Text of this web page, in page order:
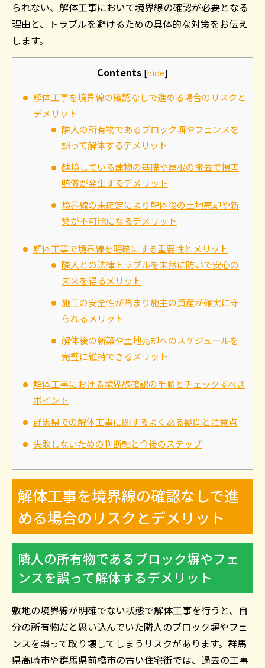
られない、解体工事において境界線の確認が必要となる
理由と、トラブルを避けるための具体的な対策をお伝え
します。
Contents [hide]
解体工事を境界線の確認なしで進める場合のリスクと
デメリット
隣人の所有物であるブロック塀やフェンスを
誤って解体するデメリット
越境している建物の基礎や屋根の撤去で損害
賠償が発生するデメリット
境界線の未確定により解体後の土地売却や新
築が不可能になるデメリット
解体工事で境界線を明確にする重要性とメリット
隣人との法律トラブルを未然に防いで安心の
未来を得るメリット
施工の安全性が高まり施主の資産が確実に守
られるメリット
解体後の新築や土地売却へのスケジュールを
完璧に維持できるメリット
解体工事における境界線確認の手順とチェックすべき
ポイント
群馬県での解体工事に関するよくある疑問と注意点
失敗しないための判断軸と今後のステップ
解体工事を境界線の確認なしで進
める場合のリスクとデメリット
隣人の所有物であるブロック塀やフェ
ンスを誤って解体するデメリット
敷地の境界線が明確でない状態で解体工事を行うと、自
分の所有物だと思い込んでいた隣人のブロック塀やフェ
ンスを誤って取り壊してしまうリスクがあります。群馬
県高崎市や群馬県前橋市の古い住宅街では、過去の工事